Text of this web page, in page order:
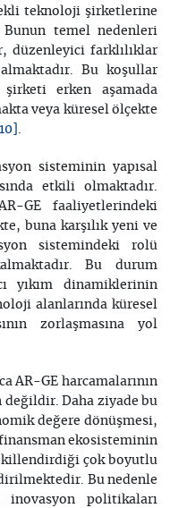
teknoloji şirketlerine
Bunun temel nedenleri
düzenleyici farklılıklar
Bu koşullar
erken aşamada
veya küresel ölçekte
.
sisteminin yapısal
etkili olmaktadır.
GE faaliyetlerindeki
buna karşılık yeni ve
sistemindeki rolü
Bu durum
yıkım dinamiklerinin
alanlarında küresel
zorlaşmasına yol
AR-GE harcamalarının
değildir. Daha ziyade bu
değere dönüşmesi,
ekosisteminin
çok boyutlu
Bu nedenle
politikaları